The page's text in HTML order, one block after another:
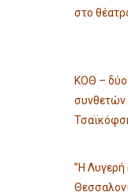
στο
ΚΟΘ –
συνθετών
”Η